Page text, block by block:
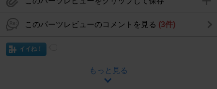
このパーツレビューのコメントを見る (3件)
イイね！
もっと見る